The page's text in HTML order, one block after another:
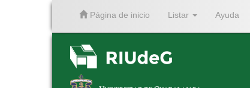
Página de inicio Listar Ayuda